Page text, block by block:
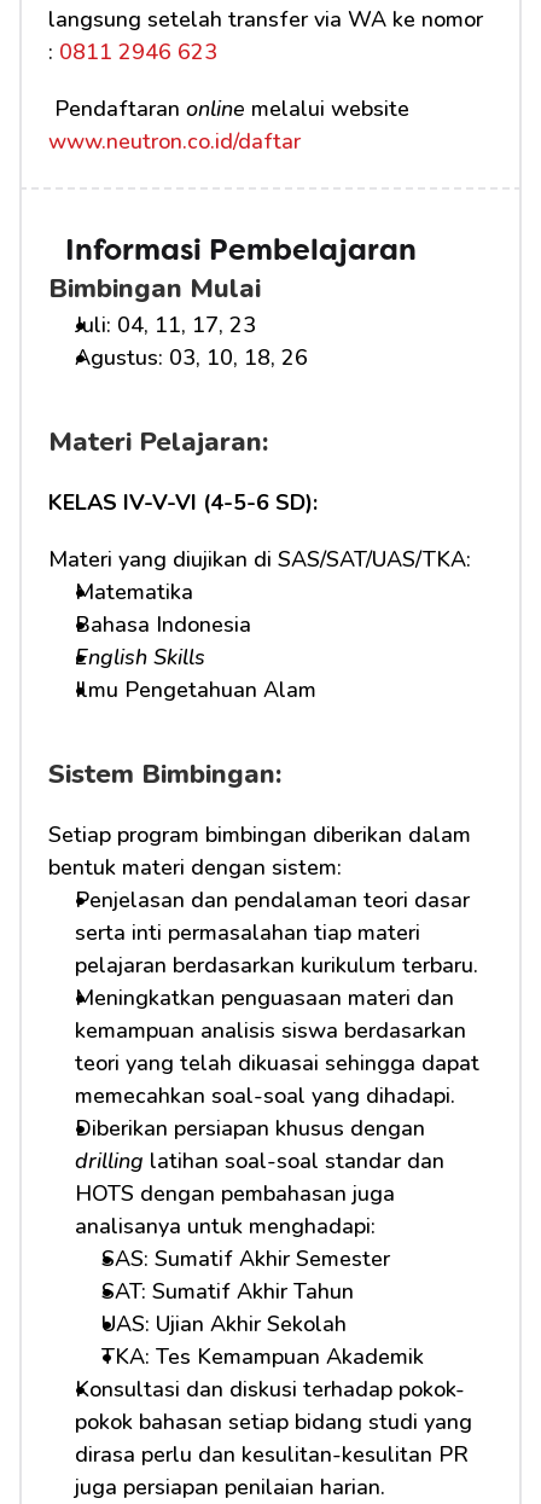
langsung setelah transfer via WA ke nomor
: 0811 2946 623
Pendaftaran online
www.neutron.co.id/daftar
Informasi Pembelajaran
Bimbingan Mulai
Juli: 04, 11, 17, 23
Agustus: 03, 10, 18, 26
Materi Pelajaran:
KELAS IV-V-VI (4-5-6 SD):
Materi yang diujikan di SAS/SAT/UAS/TKA:
Matematika
Bahasa Indonesia
English Skills
Ilmu Pengetahuan Alam
Sistem Bimbingan:
Setiap program bimbingan diberikan dalam
bentuk materi dengan sistem:
Penjelasan dan pendalaman teori dasar
serta inti permasalahan tiap materi
pelajaran berdasarkan kurikulum terbaru.
Meningkatkan penguasaan materi dan
kemampuan analisis siswa berdasarkan
teori yang telah dikuasai sehingga dapat
memecahkan soal-soal yang dihadapi.
drilling latihan soal-soal standar dan
HOTS dengan pembahasan juga
analisanya untuk menghadapi:
SAS: Sumatif Akhir Semester
SAT: Sumatif Akhir Tahun
UAS: Ujian Akhir Sekolah
TKA: Tes Kemampuan Akademik
Konsultasi dan diskusi terhadap pokok-
pokok bahasan setiap bidang studi yang
dirasa perlu dan kesulitan-kesulitan PR
juga persiapan penilaian harian.